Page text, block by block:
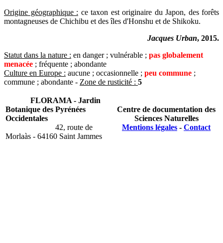
Origine géographique : ce taxon est originaire du Japon, des forêts
montagneuses de Chichibu et des îles d'Honshu et de Shikoku.
Jacques Urban, 2015.
Statut dans la nature : en danger ; vulnérable ; pas globalement
menacée ; fréquente ; abondante
Culture en Europe : aucune ; occasionnelle ; peu commune ;
commune ; abondante - Zone de rusticité : 5
FLORAMA - Jardin
Botanique des Pyrénées
Occidentales
42, route de
Morlaàs - 64160 Saint Jammes
Centre de documentation des
Sciences Naturelles
Mentions légales - Contact